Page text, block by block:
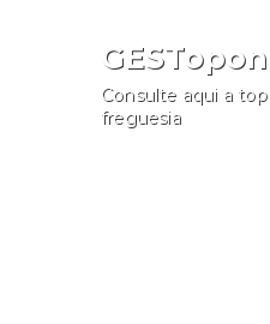
Consulte aqui a
freguesia